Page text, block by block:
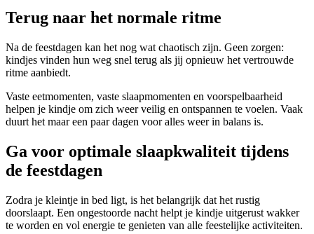
Terug naar het normale ritme
Na de feestdagen kan het nog wat chaotisch zijn. Geen zorgen:
kindjes vinden hun weg snel terug als jij opnieuw het vertrouwde
ritme aanbiedt.
Vaste eetmomenten, vaste slaapmomenten en voorspelbaarheid
helpen je kindje om zich weer veilig en ontspannen te voelen. Vaak
duurt het maar een paar dagen voor alles weer in balans is.
Ga voor optimale slaapkwaliteit tijdens
de feestdagen
Zodra je kleintje in bed ligt, is het belangrijk dat het rustig
doorslaapt. Een ongestoorde nacht helpt je kindje uitgerust wakker
te worden en vol energie te genieten van alle feestelijke activiteiten.